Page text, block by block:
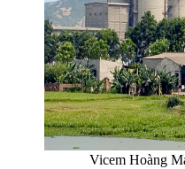
Vicem Hoàng